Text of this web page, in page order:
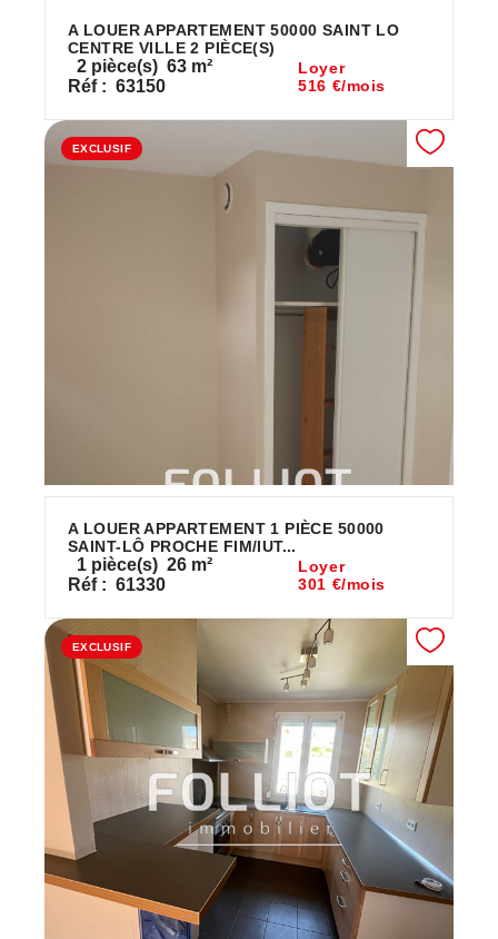
A LOUER APPARTEMENT 50000 SAINT LO
CENTRE VILLE 2 PIÈCE(S)
2 pièce(s) 63 m²
Réf : 63150
Loyer
516 €/mois
EXCLUSIF
A LOUER APPARTEMENT 1 PIÈCE 50000
SAINT-LÔ PROCHE FIM/IUT...
1 pièce(s) 26 m²
Réf : 61330
Loyer
301 €/mois
EXCLUSIF